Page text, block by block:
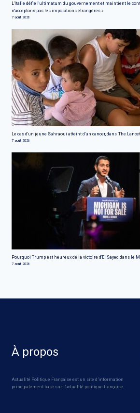
L'Italie défie l'ultimatum du gouvernement et maintient le
n'acceptons pas les impositions étrangères »
7 août 2026
Le cas d'un jeune Sahraoui atteint d'un cancer, dans 'The
7 août 2026
Pourquoi Trump est heureux de la victoire d'El Sayed dans le
7 août 2026
À propos
Actualité Politique Française est un site d’information
principalement basé sur l’actualité politique française.